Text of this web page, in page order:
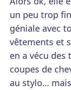
un peu trop
géniale avec
vêtements et
en a vécu des
coupes de
au stylo…